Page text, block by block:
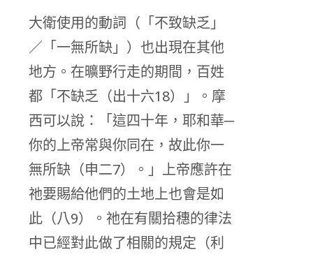
大衛使用的動詞（「不致缺乏」
／「一無所缺」）也出現在其他
地方。在曠野行走的期間，百姓
都「不缺乏（出十六18）」。摩
西可以說：「這四十年，耶和華─
你的上帝常與你同在，故此你一
無所缺（申二7）。」上帝應許在
祂要賜給他們的土地上也會是如
此（八9）。祂在有關拾穗的律法
中已經對此做了相關的規定（利